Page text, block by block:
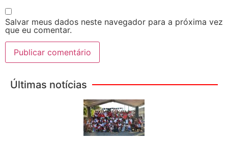
Salvar meus dados neste navegador para a próxima vez
que eu comentar.
Últimas notícias